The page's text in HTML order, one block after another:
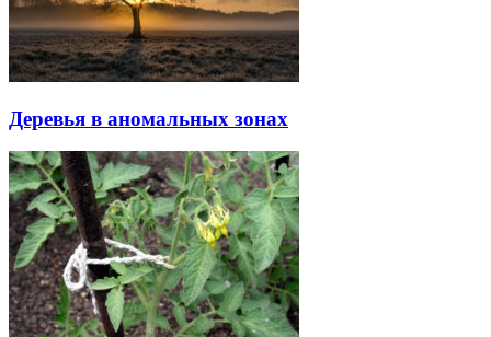
Деревья в аномальных зонах